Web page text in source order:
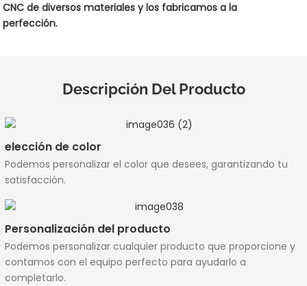
CNC de diversos materiales y los fabricamos a la
perfección.
Descripción Del Producto
elección de color
Podemos personalizar el color que desees, garantizando tu
satisfacción.
Personalización del producto
Podemos personalizar cualquier producto que proporcione y
contamos con el equipo perfecto para ayudarlo a
completarlo.